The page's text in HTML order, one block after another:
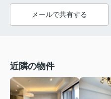
メールで共有する
近隣の物件